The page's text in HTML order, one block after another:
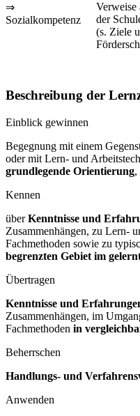
⇒
Sozialkompetenz
Verweise
der
(s. Ziele
Beschreibung der
Einblick gewinnen
Begegnung mit einem
oder mit Lern- und
grundlegende Orientierung,
Kennen
überKenntnisse und
Zusammenhängen, zu Lern-
Fachmethoden sowie zu
begrenzten Gebiet im
Übertragen
Kenntnisse und
Zusammenhängen, im
Fachmethoden in
Beherrschen
Handlungs- und
Anwenden